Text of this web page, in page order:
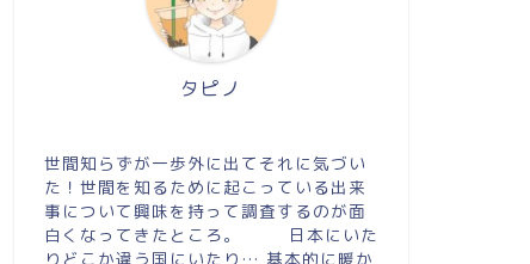
タピノ
世間知らずが一歩外に出てそれに気づい
た！世間を知るために起こっている出来
事について興味を持って調査するのが面
白くなってきたところ。 日本にいた
りどこか違う国にいたり… 基本的に暖か